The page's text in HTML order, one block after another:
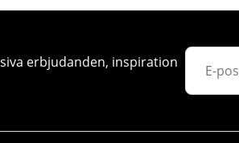
erbjudanden, inspiration